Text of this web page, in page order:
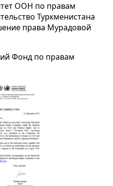
ООН по правам
Туркменистана
права Мурадовой
Фонд по правам